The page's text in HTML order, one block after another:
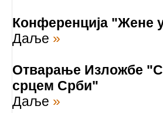
Конференција "Жене
Даље »
Отварање Изложбе
срцем Срби"
Даље »